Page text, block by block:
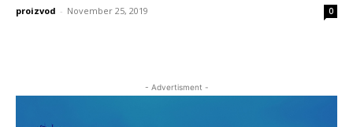
proizvod - November 25, 2019 0
- Advertisment -